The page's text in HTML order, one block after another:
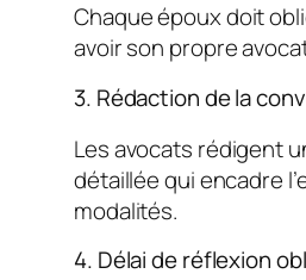
Chaque époux doit
avoir son propre
3. Rédaction de la
Les avocats rédigent
détaillée qui encadre
modalités.
4. Délai de réflexion